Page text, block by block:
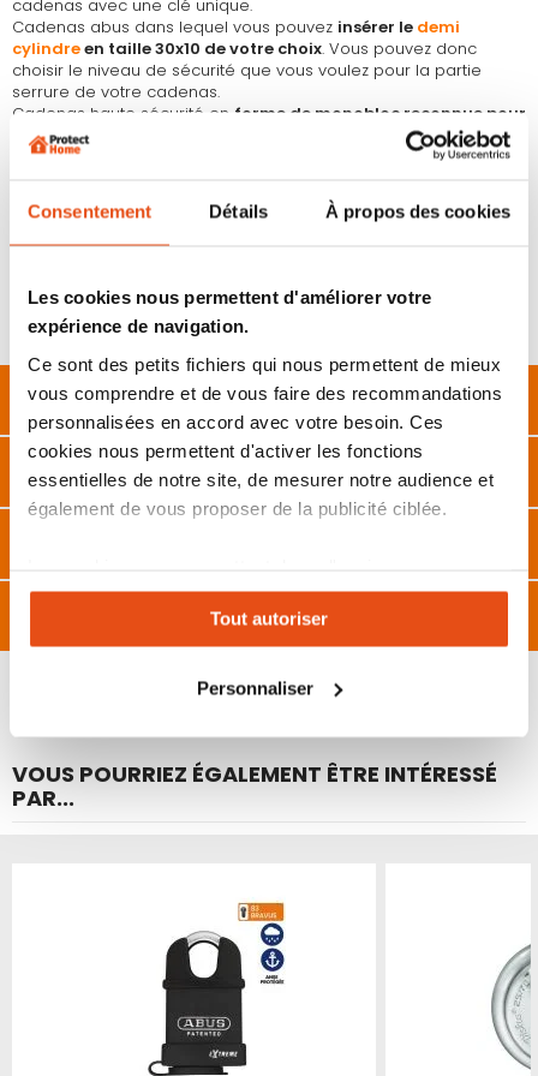
Consentement Détails À propos des cookies
Les cookies nous permettent d'améliorer votre
expérience de navigation.
Ce sont des petits fichiers qui nous permettent de mieux
vous comprendre et de vous faire des recommandations
personnalisées en accord avec votre besoin. Ces
cookies nous permettent d'activer les fonctions
essentielles de notre site, de mesurer notre audience et
également de vous proposer de la publicité ciblée.
expérience personnalisée sur notre site. Vous pouvez
changer votre choix à n'importe quel moment. Refuser
tous les cookies peut limiter certaines fonctionnalités.
Tout autoriser
Personnaliser
cadenas avec une clé unique.
Cadenas abus dans lequel vous pouvez insérer le demi
cylindreen taille 30x10 de votre choix. Vous pouvez donc
choisir le niveau de sécurité que vous voulez pour la partie
serrure de votre cadenas.
Cadenas haute sécurité en forme de monobloc reconnue pour
sa très grande résistance
Anse et boitier du cadenas en acier trempé avec revêtement
peut donc être utilisé en extérieur comme en intérieur.
Modèle recommandé
pour la protection des objets de grande
valeur.
Explication détaillée en description.
Cadenas fourni sans le demi-cylindre et donc sans clé.
Description
Caractéristiques
VOUS POURRIEZ ÉGALEMENT ÊTRE INTÉRESSÉ
PAR...